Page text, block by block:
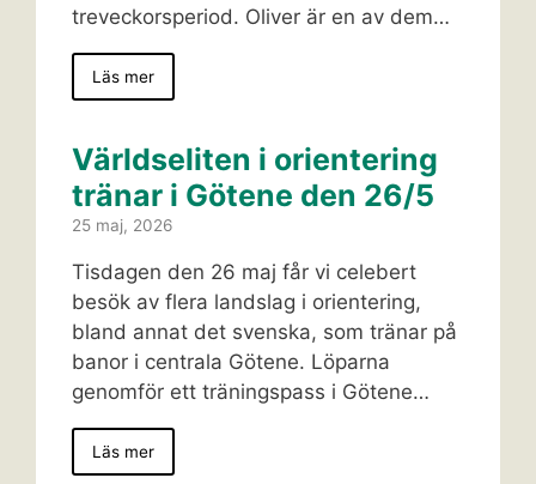
treveckorsperiod. Oliver är en av dem…
Läs mer
Världseliten i orientering
tränar i Götene den 26/5
25 maj, 2026
Tisdagen den 26 maj får vi celebert
besök av flera landslag i orientering,
bland annat det svenska, som tränar på
banor i centrala Götene. Löparna
genomför ett träningspass i Götene…
Läs mer